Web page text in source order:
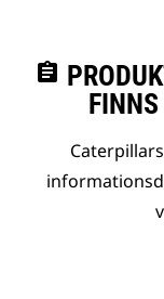
assignment